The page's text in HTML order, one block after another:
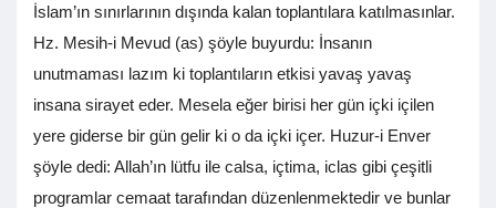
İslam’ın sınırlarının dışında kalan toplantılara katılmasınlar.
Hz. Mesih-i Mevud (as) şöyle buyurdu: İnsanın
unutmaması lazım ki toplantıların etkisi yavaş yavaş
insana sirayet eder. Mesela eğer birisi her gün içki içilen
yere giderse bir gün gelir ki o da içki içer. Huzur-i Enver
şöyle dedi: Allah’ın lütfu ile calsa, içtima, iclas gibi çeşitli
programlar cemaat tarafından düzenlenmektedir ve bunlar